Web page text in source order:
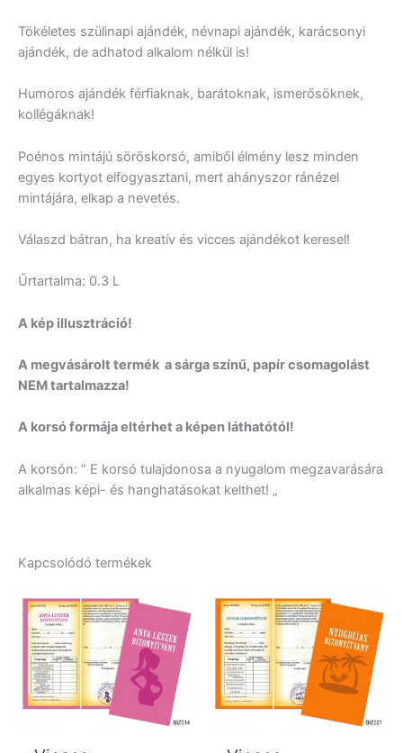
Tökéletes szülinapi ajándék, névnapi ajándék, karácsonyi
ajándék, de adhatod alkalom nélkül is!
Humoros ajándék férfiaknak, barátoknak, ismerősöknek,
kollégáknak!
Poénos mintájú söröskorsó, amiből élmény lesz minden
egyes kortyot elfogyasztani, mert ahányszor ránézel
mintájára, elkap a nevetés.
Válaszd bátran, ha kreatív és vicces ajándékot keresel!
Űrtartalma: 0.3 L
A kép illusztráció!
A megvásárolt termék a sárga színű, papír csomagolást
NEM tartalmazza!
A korsó formája eltérhet a képen láthatótól!
A korsón: ” E korsó tulajdonosa a nyugalom megzavarására
alkalmas képi- és hanghatásokat kelthet! „
Kapcsolódó termékek